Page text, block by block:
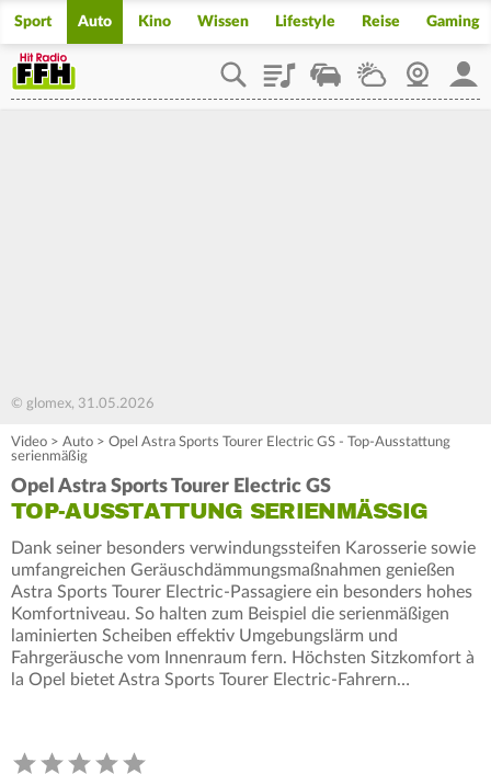
Sport Auto Kino Wissen Lifestyle Reise Gaming
PlaylistStaupilotWetterWebcam
© glomex, 31.05.2026
Video > Auto > Opel Astra Sports Tourer Electric GS - Top-Ausstattung
serienmäßig
Opel Astra Sports Tourer Electric GS
TOP-AUSSTATTUNG SERIENMÄSSIG
Dank seiner besonders verwindungssteifen Karosserie sowie
umfangreichen Geräuschdämmungsmaßnahmen genießen
Astra Sports Tourer Electric-Passagiere ein besonders hohes
Komfortniveau. So halten zum Beispiel die serienmäßigen
laminierten Scheiben effektiv Umgebungslärm und
Fahrgeräusche vom Innenraum fern. Höchsten Sitzkomfort à
la Opel bietet Astra Sports Tourer Electric-Fahrern…